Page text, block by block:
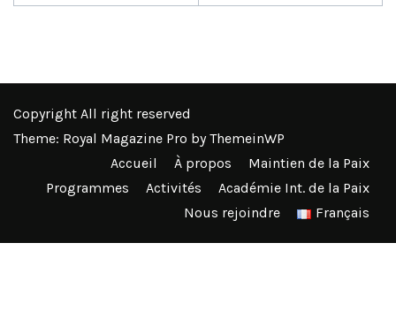
de
Copyright All right reserved
Theme: Royal Magazine Pro byThemeinWP
Accueil
À propos
Maintien de la Paix
Programmes
Activités
Académie Int. de la Paix
Nous rejoindre
Français